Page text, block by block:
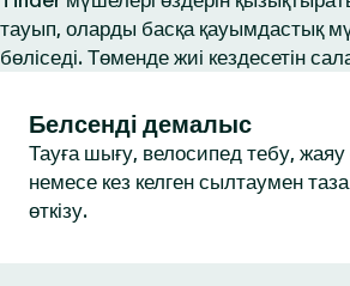
тауып, оларды басқа қауымдастық
бөліседі. Төменде жиі кездесетін
Белсенді демалыс
Тауға шығу, велосипед тебу,
немесе кез келген сылтаумен
өткізу.